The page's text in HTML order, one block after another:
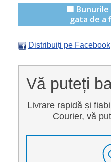
🟩
gata de a
Distribuiți pe Facebook
Vă puteți
Livrare rapidă și
Courier, vă